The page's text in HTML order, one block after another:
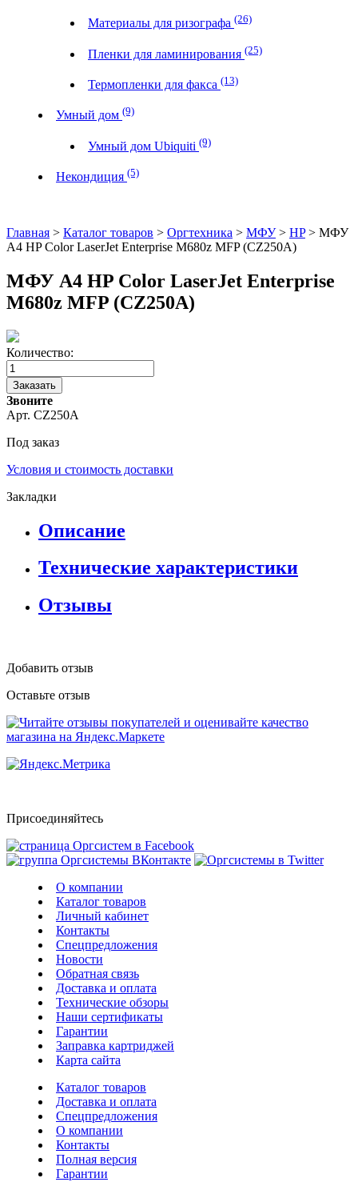
Материалы для ризографа (26)
Пленки для ламинирования (25)
Термопленки для факса (13)
Умный дом (9)
Умный дом Ubiquiti (9)
Некондиция (5)
Главная > Каталог товаров > Оргтехника > МФУ> HP> МФУ
A4 HP Color LaserJet Enterprise M680z MFP (CZ250A)
МФУ A4 HP Color LaserJet Enterprise
M680z MFP (CZ250A)
Количество:
Заказать
Звоните
Арт. CZ250A
Под заказ
Условия и стоимость доставки
Закладки
Описание
Технические характеристики
Отзывы
Добавить отзыв
Оставьте отзыв
Присоединяйтесь
О компании
Каталог товаров
Личный кабинет
Контакты
Спецпредложения
Новости
Обратная связь
Доставка и оплата
Технические обзоры
Наши сертификаты
Гарантии
Заправка картриджей
Карта сайта
Каталог товаров
Доставка и оплата
Спецпредложения
О компании
Контакты
Полная версия
Гарантии